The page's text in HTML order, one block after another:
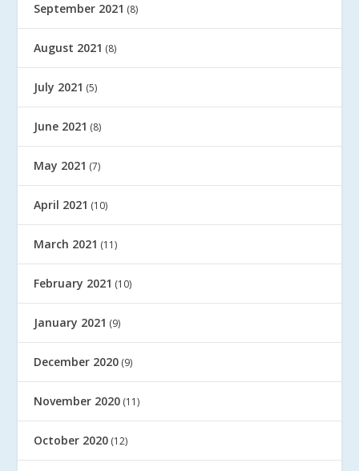
September 2021 (8)
August 2021 (8)
July 2021 (5)
June 2021 (8)
May 2021 (7)
April 2021 (10)
March 2021 (11)
February 2021 (10)
January 2021 (9)
December 2020 (9)
November 2020 (11)
October 2020 (12)